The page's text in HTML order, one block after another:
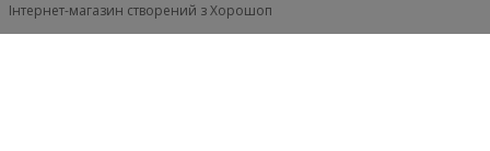
Інтернет-магазин створений з Хорошоп